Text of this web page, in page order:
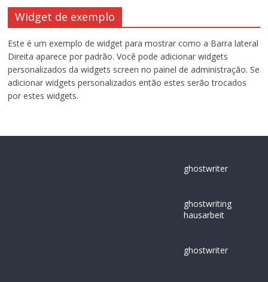
Widget de exemplo
Este é um exemplo de widget para mostrar como a Barra lateral
Direita aparece por padrão. Você pode adicionar widgets
personalizados da widgets screen no painel de administração. Se
adicionar widgets personalizados então estes serão trocados
por estes widgets.
ghostwriter
ghostwriting
hausarbeit
ghostwriter